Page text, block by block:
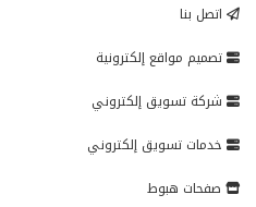
اتصل بنا
تصميم مواقع إلكترونية
شركة تسويق إلكتروني
خدمات تسويق إلكتروني
صفحات هبوط